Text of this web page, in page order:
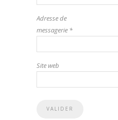
Adresse de
messagerie *
Site web